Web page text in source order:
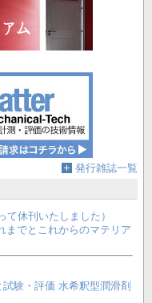
発行雑誌一覧
休刊いたしました）
までとこれからのマテリア
験・評価 水希釈型潤滑剤